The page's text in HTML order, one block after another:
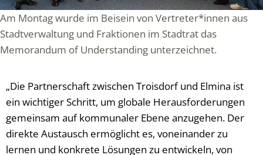
Am Montag wurde im Beisein von Vertreter*innen aus
Stadtverwaltung und Fraktionen im Stadtrat das
Memorandum of Understanding unterzeichnet.
„Die Partnerschaft zwischen Troisdorf und Elmina ist
ein wichtiger Schritt, um globale Herausforderungen
gemeinsam auf kommunaler Ebene anzugehen. Der
direkte Austausch ermöglicht es, voneinander zu
lernen und konkrete Lösungen zu entwickeln, von